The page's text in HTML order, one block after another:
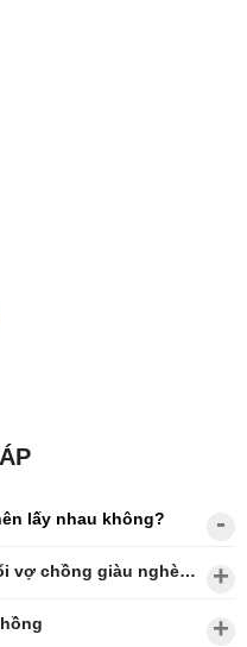
lấy nhau không?
Câu hỏi: Ý nghĩa của việc xem tuổi vợ chồng giàu nghèo?